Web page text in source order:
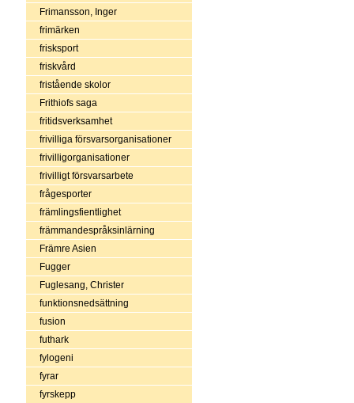
Frimansson, Inger
frimärken
frisksport
friskvård
fristående skolor
Frithiofs saga
fritidsverksamhet
frivilliga försvarsorganisationer
frivilligorganisationer
frivilligt försvarsarbete
frågesporter
främlingsfientlighet
främmandespråksinlärning
Främre Asien
Fugger
Fuglesang, Christer
funktionsnedsättning
fusion
futhark
fylogeni
fyrar
fyrskepp